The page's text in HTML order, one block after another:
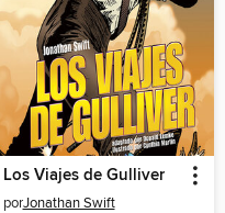
Los Viajes de Gulliver
porJonathan Swift